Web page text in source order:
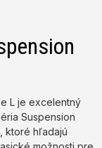
L je excelentný
Suspension
ktoré hľadajú